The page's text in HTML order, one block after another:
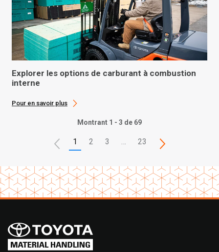
Explorer les options de carburant à combustion
interne
Pour en savoir plus
Montrant 1 - 3 de 69
1 2 3 … 23